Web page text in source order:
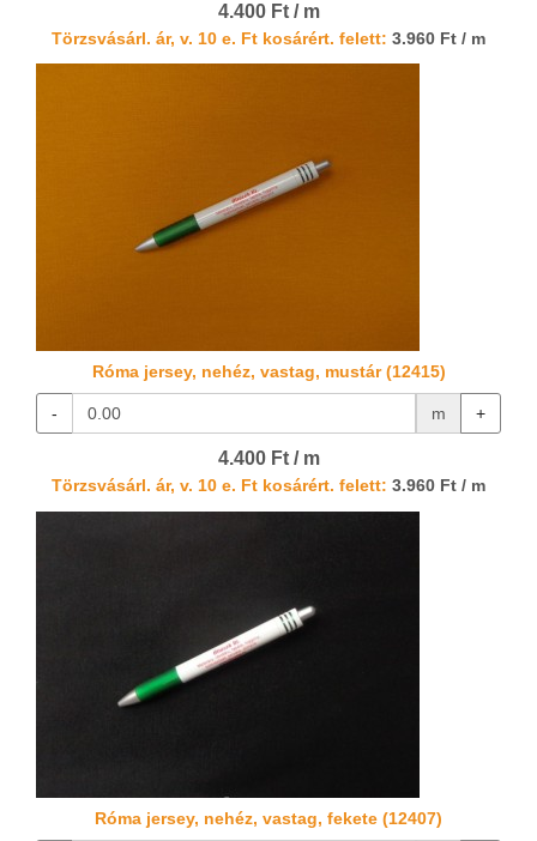
4.400 Ft / m
Törzsvásárl. ár, v. 10 e. Ft kosárért. felett: 3.960 Ft / m
Róma jersey, nehéz, vastag, mustár (12415)
- m +
4.400 Ft / m
Törzsvásárl. ár, v. 10 e. Ft kosárért. felett: 3.960 Ft / m
Róma jersey, nehéz, vastag, fekete (12407)